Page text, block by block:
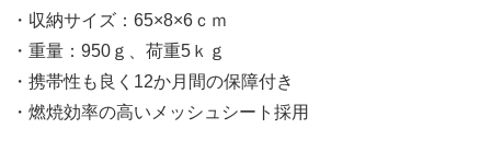
・収納サイズ：65×8×6ｃｍ
・重量：950ｇ、荷重5ｋｇ
・携帯性も良く12か月間の保障付き
・燃焼効率の高いメッシュシート採用